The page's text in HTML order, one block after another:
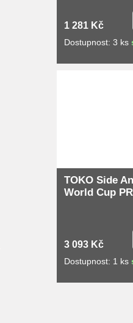
1 281 Kč
Dostupnost: 3 ks
TOKO Side
World Cup
3 093 Kč
Dostupnost: 1 ks